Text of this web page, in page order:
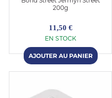
200g
11,50 €
EN STOCK